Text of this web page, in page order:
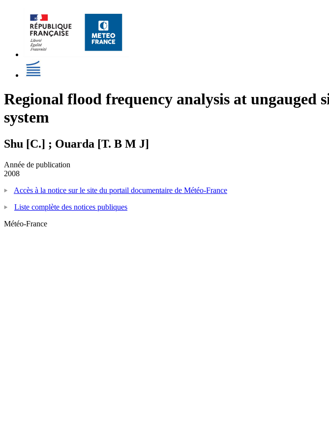
Regional flood frequency analysis at ungauged
system
Shu [C.] ; Ouarda [T. B M J]
Année de publication
2008
Accès à la notice sur le site du portail documentaire de Météo-France
Liste complète des notices publiques
Météo-France